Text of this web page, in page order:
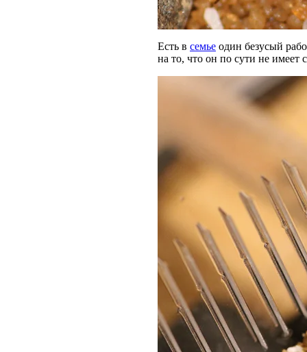
Есть в семье один безусый
на то, что он по сути не имеет